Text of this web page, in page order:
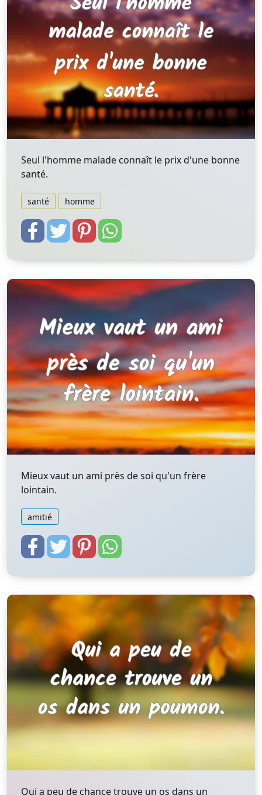
Seul l'homme malade connaît le prix d'une bonne
santé.
santé homme
Mieux vaut un ami près de soi qu'un frère
lointain.
amitié
Qui a peu de chance trouve un os dans un